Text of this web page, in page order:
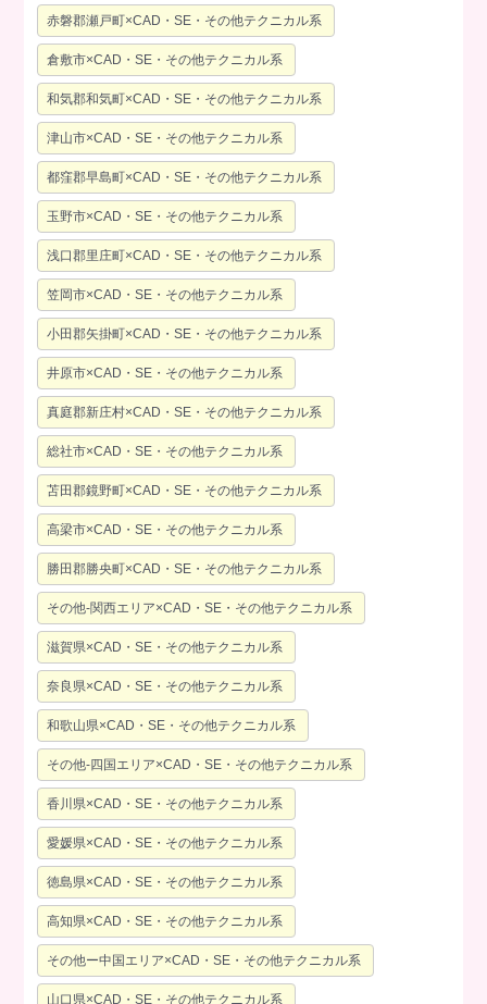
赤磐郡瀬戸町×CAD・SE・その他テクニカル系
倉敷市×CAD・SE・その他テクニカル系
和気郡和気町×CAD・SE・その他テクニカル系
津山市×CAD・SE・その他テクニカル系
都窪郡早島町×CAD・SE・その他テクニカル系
玉野市×CAD・SE・その他テクニカル系
浅口郡里庄町×CAD・SE・その他テクニカル系
笠岡市×CAD・SE・その他テクニカル系
小田郡矢掛町×CAD・SE・その他テクニカル系
井原市×CAD・SE・その他テクニカル系
真庭郡新庄村×CAD・SE・その他テクニカル系
総社市×CAD・SE・その他テクニカル系
苫田郡鏡野町×CAD・SE・その他テクニカル系
高梁市×CAD・SE・その他テクニカル系
勝田郡勝央町×CAD・SE・その他テクニカル系
その他-関西エリア×CAD・SE・その他テクニカル系
滋賀県×CAD・SE・その他テクニカル系
奈良県×CAD・SE・その他テクニカル系
和歌山県×CAD・SE・その他テクニカル系
その他-四国エリア×CAD・SE・その他テクニカル系
香川県×CAD・SE・その他テクニカル系
愛媛県×CAD・SE・その他テクニカル系
徳島県×CAD・SE・その他テクニカル系
高知県×CAD・SE・その他テクニカル系
その他ー中国エリア×CAD・SE・その他テクニカル系
山口県×CAD・SE・その他テクニカル系